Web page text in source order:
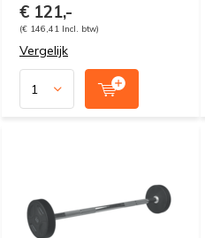
€ 121,-
(€ 146,41 Incl. btw)
Vergelijk